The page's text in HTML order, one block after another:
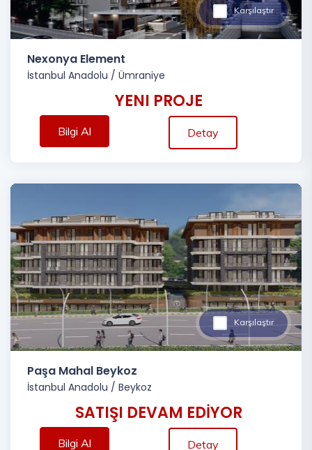
Karşılaştır
Nexonya Element
İstanbul Anadolu / Ümraniye
YENI PROJE
Bilgi Al Detay
Karşılaştır
Paşa Mahal Beykoz
İstanbul Anadolu / Beykoz
SATIŞI DEVAM EDİYOR
Bilgi Al Detay